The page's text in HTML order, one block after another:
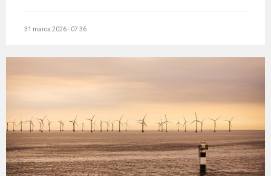
31 marca 2026 - 07:36